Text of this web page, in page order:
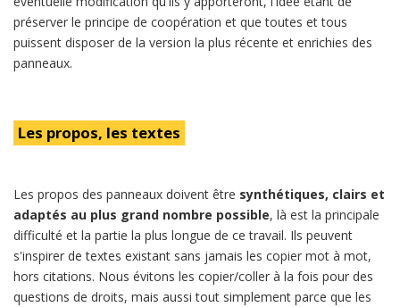
préserver le principe de coopération et que toutes et tous
puissent disposer de la version la plus récente et enrichies des
panneaux.
Les propos, les textes
Les propos des panneaux doivent être synthétiques, clairs et
adaptés au plus grand nombre possible, là est la principale
difficulté et la partie la plus longue de ce travail. Ils peuvent
s'inspirer de textes existant sans jamais les copier mot à mot,
hors citations. Nous évitons les copier/coller à la fois pour des
questions de droits, mais aussi tout simplement parce que les